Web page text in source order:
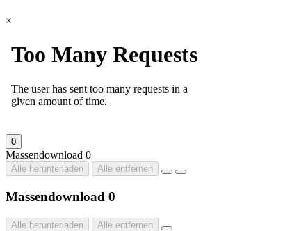
×
0
Massendownload 0
Alle herunterladen Alle entfernen
Massendownload 0
Alle herunterladen Alle entfernen